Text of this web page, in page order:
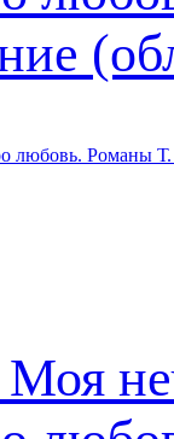
любовь. Романы